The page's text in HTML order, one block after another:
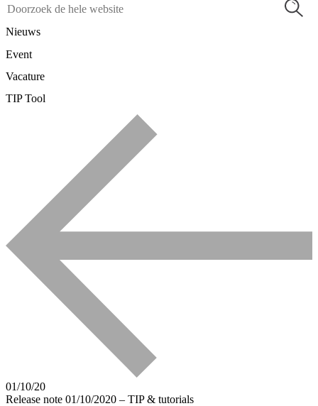
Nieuws
Event
Vacature
TIP Tool
01/10/20
Release note 01/10/2020 – TIP & tutorials